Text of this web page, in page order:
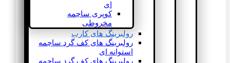
ای
کوپری ساچمه
مخروطی
رولبرینگ های کارب
رولبرینگ های کف گرد ساچمه
استوانه ای
رولبرینگ های کف گرد ساچمه